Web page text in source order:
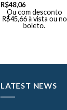
R$48,06
Ou com desconto
R$45,66 à vista ou no
boleto.
LATEST NEWS